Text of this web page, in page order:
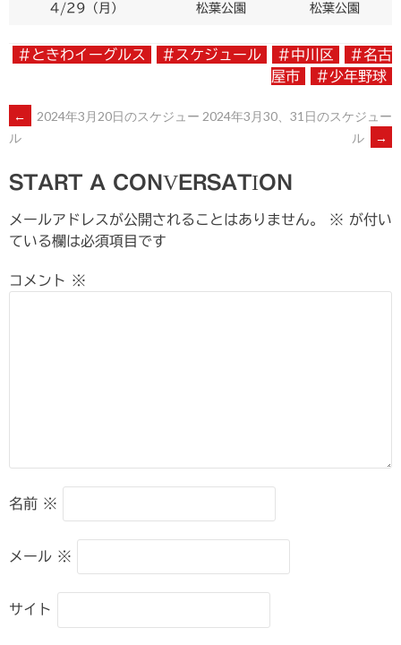
4/29（月） 松葉公園 松葉公園
#ときわイーグルス #スケジュール #中川区
#名古
屋市
#少年野球
POST
NAVIGATION
←
2024年3月20日のスケジュー
ル
2024年3月30、31日のスケジュー
ル
→
START A CONVERSATION
メールアドレスが公開されることはありません。 ※ が付い
ている欄は必須項目です
コメント ※
名前 ※
メール ※
サイト